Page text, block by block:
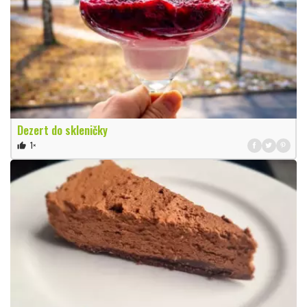
Dezert do skleničky
thumb_up 1×